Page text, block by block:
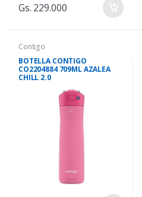
Gs. 229.000
Contigo
BOTELLA CONTIGO
CO2204884 709ML AZALEA
CHILL 2.0